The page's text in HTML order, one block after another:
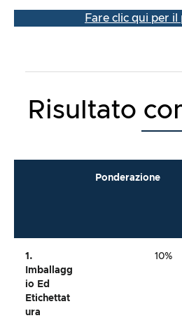
Fare clic qui per
Risultato
Ponderazione
1.
Imballagg
Io Ed
Etichettat
Ura
10%